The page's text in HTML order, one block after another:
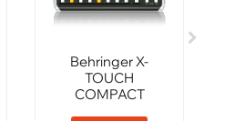
Behringer X-
TOUCH
COMPACT